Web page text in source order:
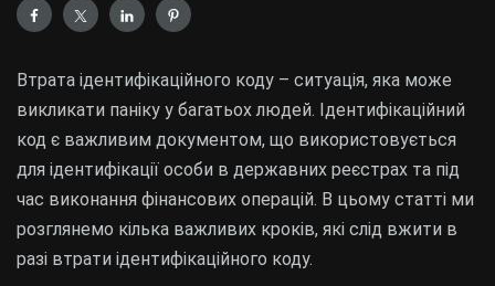
Втрата ідентифікаційного коду – ситуація, яка може
викликати паніку у багатьох людей. Ідентифікаційний
код є важливим документом, що використовується
для ідентифікації особи в державних реєстрах та під
час виконання фінансових операцій. В цьому статті ми
розглянемо кілька важливих кроків, які слід вжити в
разі втрати ідентифікаційного коду.